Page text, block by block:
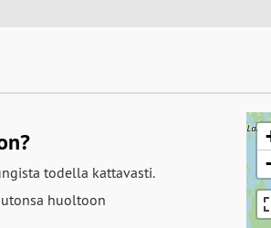
todella kattavasti.
huoltoon